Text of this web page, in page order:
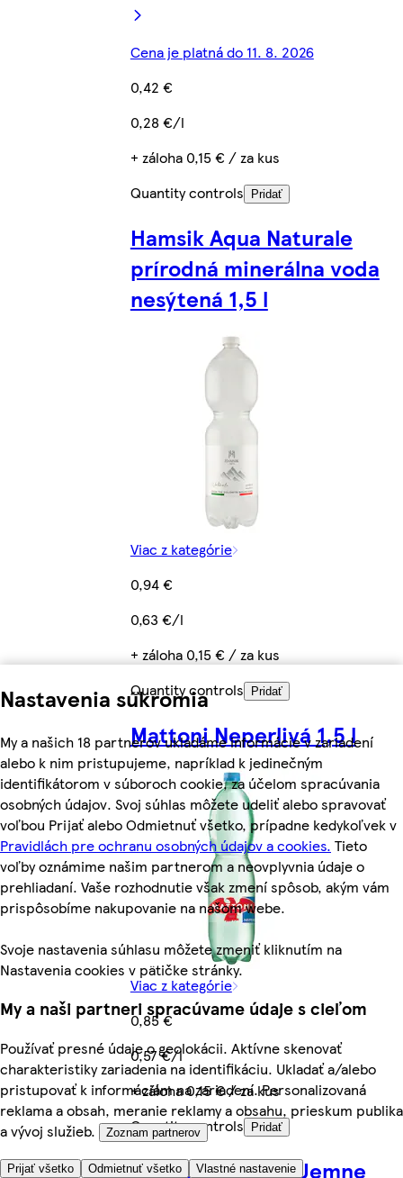
Nastavenia súkromia
My a našich 18 partnerov ukladáme informácie v zariadení
alebo k nim pristupujeme, napríklad k jedinečným
identifikátorom v súboroch cookie, za účelom spracúvania
osobných údajov. Svoj súhlas môžete udeliť alebo spravovať
voľbou Prijať alebo Odmietnuť všetko, prípadne kedykoľvek v
Pravidlách pre ochranu osobných údajov a cookies. Tieto
voľby oznámime našim partnerom a neovplyvnia údaje o
prehliadaní. Vaše rozhodnutie však zmení spôsob, akým vám
prispôsobíme nakupovanie na našom webe.
Svoje nastavenia súhlasu môžete zmeniť kliknutím na
Nastavenia cookies v pätičke stránky.
My a naši partneri spracúvame údaje s cieľom
Používať presné údaje o geolokácii. Aktívne skenovať
charakteristiky zariadenia na identifikáciu. Ukladať a/alebo
pristupovať k informáciám na zariadení. Personalizovaná
reklama a obsah, meranie reklamy a obsahu, prieskum publika
a vývoj služieb.
Zoznam partnerov
Prijať všetko Odmietnuť všetko Vlastné nastavenie
Cena je platná do 11. 8. 2026
0,42 €
0,28 €/l
+ záloha 0,15 € / za kus
Quantity controls
Pridať
Hamsik Aqua Naturale
prírodná minerálna voda
nesýtená 1,5 l
Viac z kategórie
0,94 €
0,63 €/l
+ záloha 0,15 € / za kus
Quantity controls
Pridať
Mattoni Neperlivá 1,5 l
Viac z kategórie
0,85 €
0,57 €/l
+ záloha 0,15 € / za kus
Quantity controls
Pridať
Kláštorná Kalcia Jemne